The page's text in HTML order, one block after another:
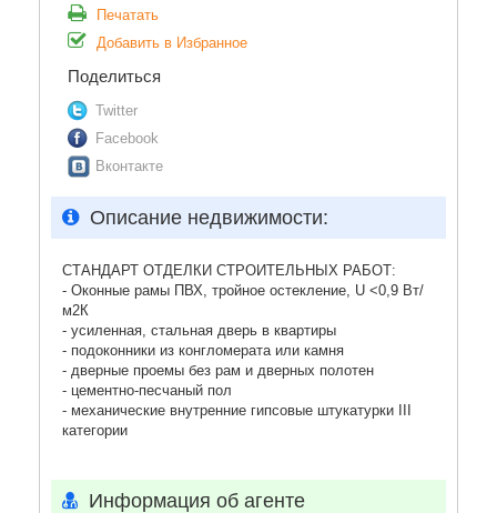
Печатать
Добавить в Избранное
Поделиться
Twitter
Facebook
Вконтакте
Описание недвижимости:
СТАНДАРТ ОТДЕЛКИ СТРОИТЕЛЬНЫХ РАБОТ:
- Оконные рамы ПВХ, тройное остекление, U <0,9 Вт/
м2К
- усиленная, стальная дверь в квартиры
- подоконники из конгломерата или камня
- дверные проемы без рам и дверных полотен
- цементно-песчаный пол
- механические внутренние гипсовые штукатурки III
категории
Информация об агенте